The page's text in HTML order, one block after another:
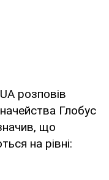
розповів
Глобус
що
на рівні: